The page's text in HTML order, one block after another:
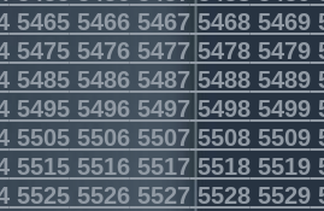
546554665467 54685469
547554765477 54785479
548554865487 54885489
549554965497 54985499
55055506550755085509
551555165517 55185519
552555265527 55285529